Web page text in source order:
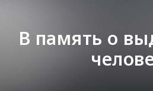
В память о